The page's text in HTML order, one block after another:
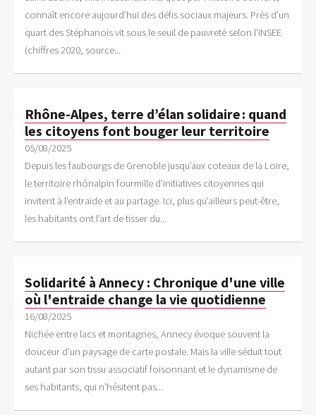
connaît encore aujourd’hui des défis sociaux majeurs. Près d’un
quart des Stéphanois vit sous le seuil de pauvreté selon l’INSEE
(chiffres 2020, source...
Rhône-Alpes, terre d’élan solidaire : quand
les citoyens font bouger leur territoire
05/08/2025
Depuis les faubourgs de Grenoble jusqu’aux coteaux de la Loire,
le territoire rhônalpin fourmille d’initiatives citoyennes qui
invitent à l’entraide et au partage. Ici, plus qu’ailleurs peut-être,
les habitants ont l’art de tisser du...
Solidarité à Annecy : Chronique d'une ville
où l'entraide change la vie quotidienne
16/08/2025
Nichée entre lacs et montagnes, Annecy évoque souvent la
douceur d’un paysage de carte postale. Mais la ville séduit tout
autant par son tissu associatif foisonnant et le dynamisme de
ses habitants, qui n’hésitent pas...